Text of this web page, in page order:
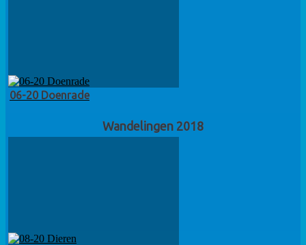
06-20 Doenrade
Wandelingen 2018